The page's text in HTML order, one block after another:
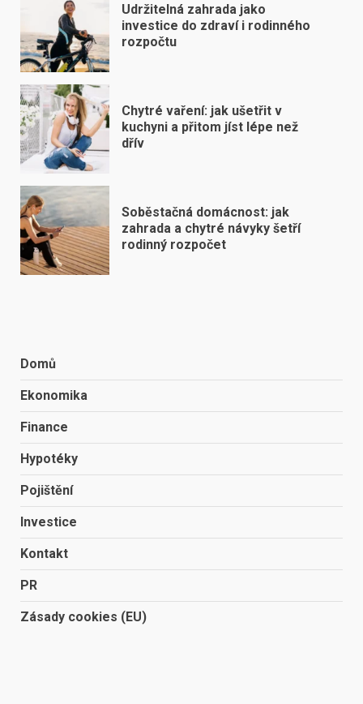
Udržitelná zahrada jako
investice do zdraví i rodinného
rozpočtu
Chytré vaření: jak ušetřit v
kuchyni a přitom jíst lépe než
dřív
Soběstačná domácnost: jak
zahrada a chytré návyky šetří
rodinný rozpočet
Domů
Ekonomika
Finance
Hypotéky
Pojištění
Investice
Kontakt
PR
Zásady cookies (EU)